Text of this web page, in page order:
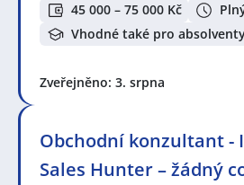
45 000 – 75 000 Kč
Vhodné také pro
Zveřejněno: 3. srpna
Obchodní konzultant -
Sales Hunter – žádný